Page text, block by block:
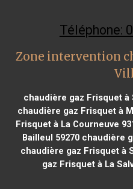
Téléphone:
Zone intervention
chaudière gaz Frisquet à
chaudière gaz Frisquet à
Frisquet à La Courneuve
Bailleul 59270chaudière
chaudière gaz Frisquet à
gaz Frisquet à La